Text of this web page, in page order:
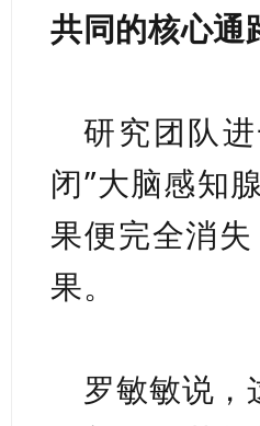
共同的核心
研究团队
闭”大脑感知
果便完全消
果。
罗敏敏说，